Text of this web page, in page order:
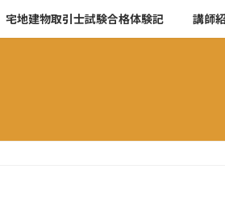
宅地建物取引士試験合格体験記 講師